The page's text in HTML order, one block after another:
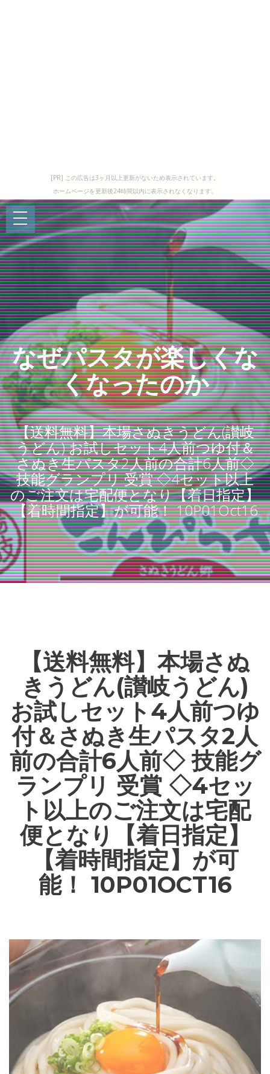
[PR] この広告は3ヶ月以上更新がないため表示されています。
ホームページを更新後24時間以内に表示されなくなります。
なぜパスタが楽しくな
くなったのか
【送料無料】本場さぬきうどん(讃岐
うどん) お試しセット4人前つゆ付＆
さぬき生パスタ2人前の合計6人前◇
技能グランプリ 受賞 ◇4セット以上
のご注文は宅配便となり【着日指定】
【着時間指定】が可能！ 10P01Oct16
【送料無料】本場さぬ
きうどん(讃岐うどん)
お試しセット4人前つゆ
付＆さぬき生パスタ2人
前の合計6人前◇ 技能グ
ランプリ 受賞 ◇4セッ
ト以上のご注文は宅配
便となり【着日指定】
【着時間指定】が可
能！ 10P01OCT16